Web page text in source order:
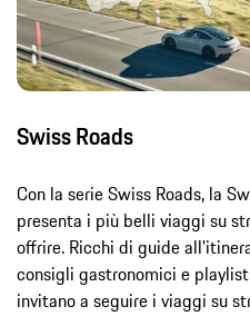
Swiss Roads
Con la serie Swiss Roads, la
presenta i più belli viaggi su
offrire. Ricchi di guide
consigli gastronomici e
invitano a seguire i viaggi su